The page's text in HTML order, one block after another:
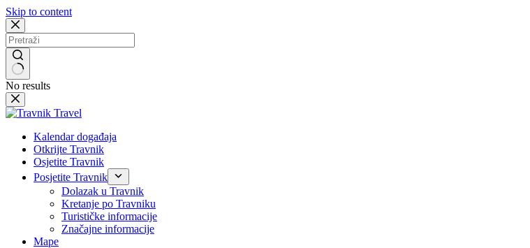
Skip to content
No results
Kalendar događaja
Otkrijte Travnik
Osjetite Travnik
Posjetite Travnik
Dolazak u Travnik
Kretanje po Travniku
Turističke informacije
Značajne informacije
Mape